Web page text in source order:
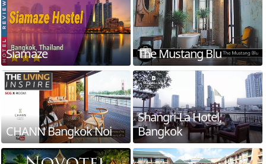
Siamaze The Mustang Blu
CHANN Bangkok Noi
Shangri-La Hotel,
Bangkok